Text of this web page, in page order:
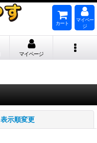
カート
マイペー
ジ
マイページ
表示順変更